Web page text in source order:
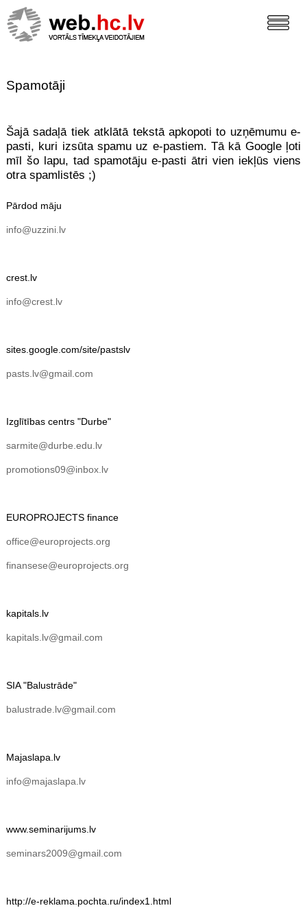
Spamotāji
Šajā sadaļā tiek atklātā tekstā apkopoti to uzņēmumu e-
pasti, kuri izsūta spamu uz e-pastiem. Tā kā Google ļoti
mīl šo lapu, tad spamotāju e-pasti ātri vien iekļūs viens
otra spamlistēs ;)
Pārdod māju
info@uzzini.lv
crest.lv
info@crest.lv
sites.google.com/site/pastslv
pasts.lv@gmail.com
Izglītības centrs "Durbe"
sarmite@durbe.edu.lv
promotions09@inbox.lv
EUROPROJECTS finance
office@europrojects.org
finansese@europrojects.org
kapitals.lv
kapitals.lv@gmail.com
SIA "Balustrāde"
balustrade.lv@gmail.com
Majaslapa.lv
info@majaslapa.lv
www.seminarijums.lv
seminars2009@gmail.com
http://e-reklama.pochta.ru/index1.html